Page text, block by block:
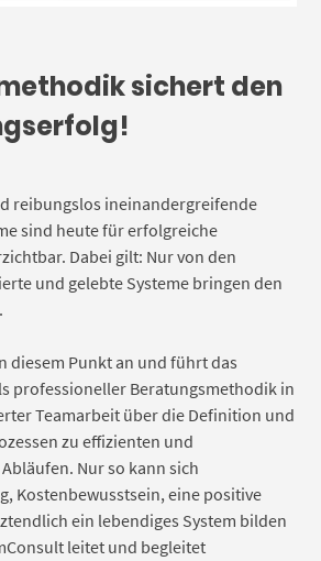
sichert den
reibungslos ineinandergreifende
sind heute für erfolgreiche
Dabei gilt: Nur von den
und gelebte Systeme bringen den
diesem Punkt an und führt das
professioneller Beratungsmethodik in
Teamarbeit über die Definition und
zu effizienten und
Nur so kann sich
Kostenbewusstsein, eine positive
ein lebendiges System bilden
leitet und begleitet